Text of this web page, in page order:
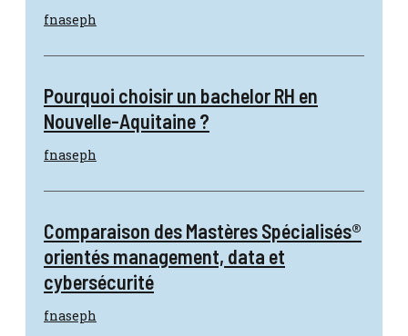
fnaseph
Pourquoi choisir un bachelor RH en
Nouvelle-Aquitaine ?
fnaseph
Comparaison des Mastères Spécialisés®
orientés management, data et
cybersécurité
fnaseph